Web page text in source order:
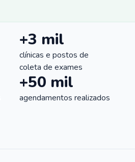
+3 mil
clínicas e postos de
coleta de exames
+50 mil
agendamentos realizados